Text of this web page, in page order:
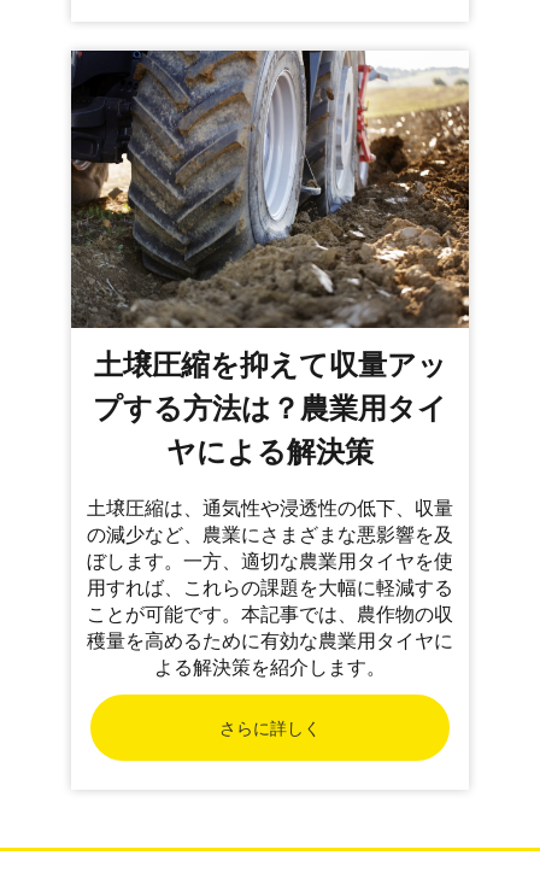
土壌圧縮を抑えて収量アッ
プする方法は？農業用タイ
ヤによる解決策
土壌圧縮は、通気性や浸透性の低下、収量
の減少など、農業にさまざまな悪影響を及
ぼします。一方、適切な農業用タイヤを使
用すれば、これらの課題を大幅に軽減する
ことが可能です。本記事では、農作物の収
穫量を高めるために有効な農業用タイヤに
よる解決策を紹介します。
さらに詳しく